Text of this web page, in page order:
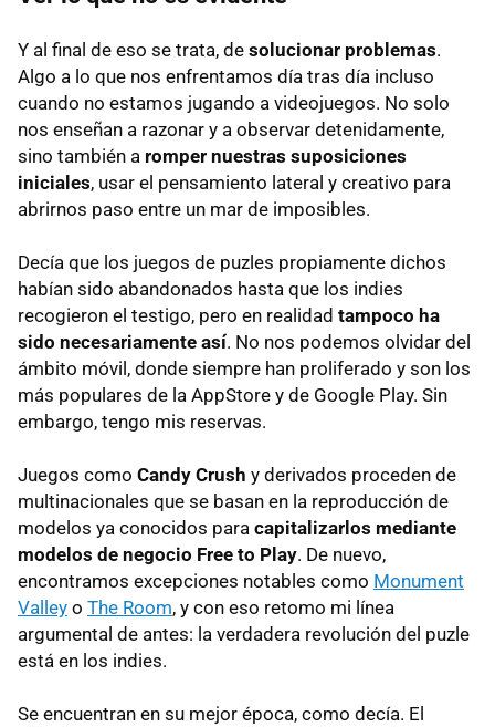
Y al final de eso se trata, de solucionar problemas.
Algo a lo que nos enfrentamos día tras día incluso
cuando no estamos jugando a videojuegos. No solo
nos enseñan a razonar y a observar detenidamente,
sino también a romper nuestras suposiciones
iniciales, usar el pensamiento lateral y creativo para
abrirnos paso entre un mar de imposibles.
Decía que los juegos de puzles propiamente dichos
habían sido abandonados hasta que los indies
recogieron el testigo, pero en realidad tampoco ha
sido necesariamente así. No nos podemos olvidar del
ámbito móvil, donde siempre han proliferado y son los
más populares de la AppStore y de Google Play. Sin
embargo, tengo mis reservas.
Juegos como Candy Crush y derivados proceden de
multinacionales que se basan en la reproducción de
modelos ya conocidos para capitalizarlos mediante
modelos de negocio Free to Play. De nuevo,
encontramos excepciones notables como Monument
Valley o The Room, y con eso retomo mi línea
argumental de antes: la verdadera revolución del puzle
está en los indies.
Se encuentran en su mejor época, como decía. El